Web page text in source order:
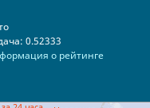
0.52333
о рейтинге